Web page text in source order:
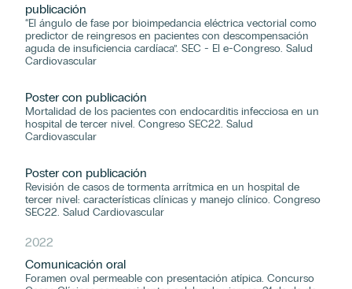
publicación
“El ángulo de fase por bioimpedancia eléctrica vectorial como
predictor de reingresos en pacientes con descompensación
aguda de insuficiencia cardíaca”. SEC - El e-Congreso. Salud
Cardiovascular
Poster con publicación
Mortalidad de los pacientes con endocarditis infecciosa en un
hospital de tercer nivel. Congreso SEC22. Salud
Cardiovascular
Poster con publicación
Revisión de casos de tormenta arrítmica en un hospital de
tercer nivel: características clínicas y manejo clínico. Congreso
SEC22. Salud Cardiovascular
2022
Comunicación oral
Foramen oval permeable con presentación atípica. Concurso